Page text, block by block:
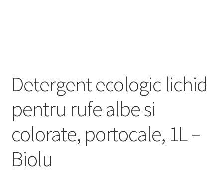
Detergent ecologic lichid
pentru rufe albe si
colorate, portocale, 1L –
Biolu